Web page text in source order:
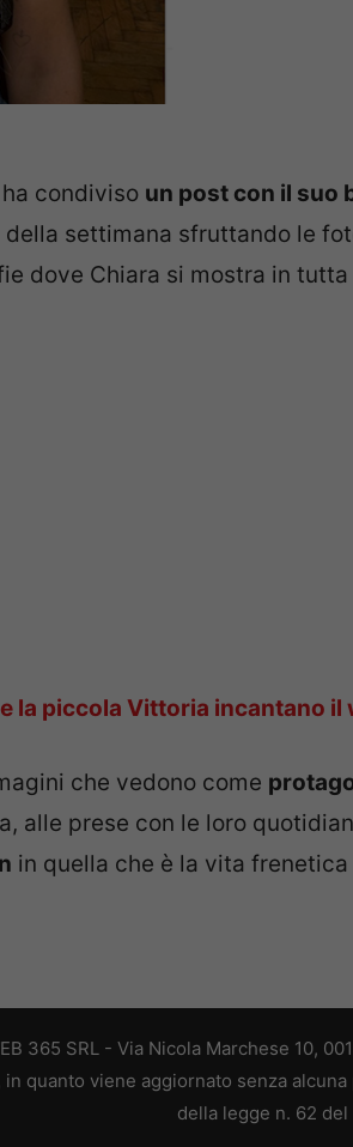
condiviso un post con il suo
settimana sfruttando le
dove Chiara si mostra in tutta
la piccola Vittoria incantano il
che vedono come
alle prese con le loro
in quella che è la vita
365 SRL - Via Nicola Marchese 10,
quanto viene aggiornato senza
della legge n. 62 del